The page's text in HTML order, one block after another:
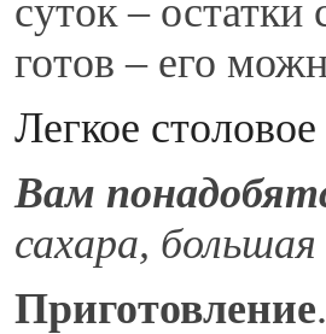
суток –
готов – его
Легкое
Вам
сахара,
Приготовление